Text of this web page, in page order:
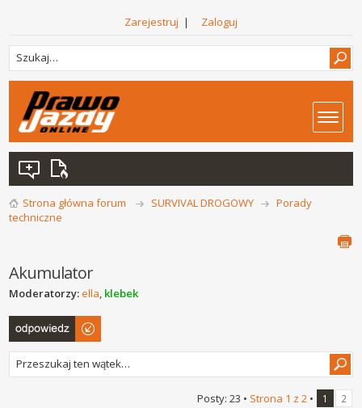
Zarejestruj | Zaloguj
Strona główna forum SURVIVAL DROGOWY
Porady
techniczne
Akumulator
Moderatorzy:ella, klebek
Odpowiedz
Posty: 23 • Strona 1 z 2 • 1 2